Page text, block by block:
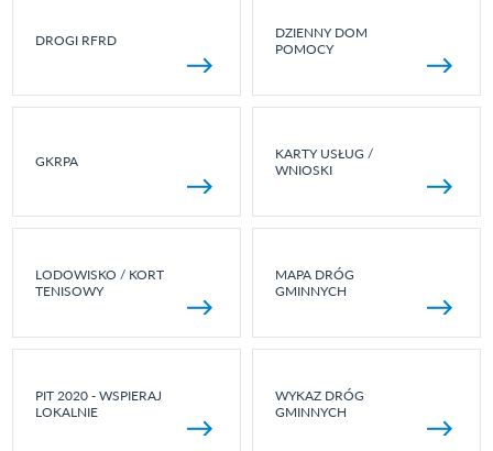
DROGI RFRD
DZIENNY DOM
POMOCY
GKRPA
KARTY USŁUG /
WNIOSKI
LODOWISKO / KORT
TENISOWY
MAPA DRÓG
GMINNYCH
PIT 2020 - WSPIERAJ
LOKALNIE
WYKAZ DRÓG
GMINNYCH